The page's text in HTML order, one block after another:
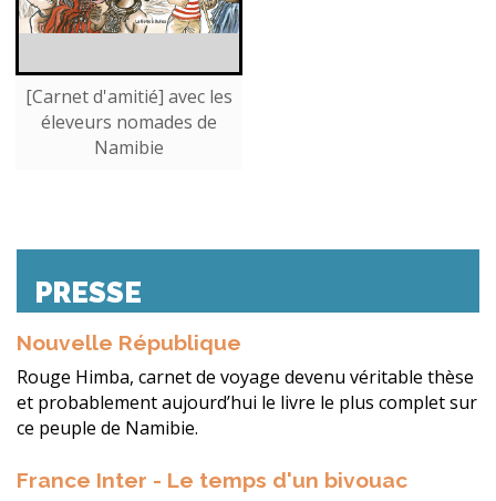
[Carnet d'amitié] avec les
éleveurs nomades de
Namibie
PRESSE
Nouvelle République
Rouge Himba, carnet de voyage devenu véritable thèse
et probablement aujourd’hui le livre le plus complet sur
ce peuple de Namibie.
France Inter - Le temps d'un bivouac